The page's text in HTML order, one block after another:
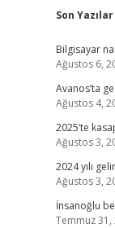
Son Yazılar
Bilgisayar
Ağustos 6,
Avanos’ta
Ağustos 4,
2025’te
Ağustos 3,
2024 yılı
Ağustos 3,
İnsanoğlu
Temmuz 31,